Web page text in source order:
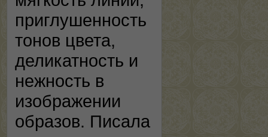
приглушенность
тонов цвета,
деликатность и
нежность в
изображении
образов. Писала